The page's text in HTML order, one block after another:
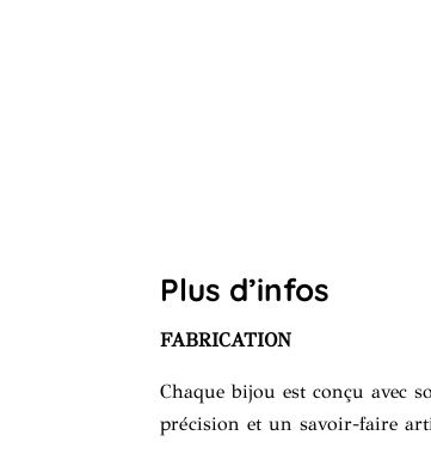
Plus d’infos
FABRICATION
Chaque bijou est conçu avec
précision et un savoir-faire